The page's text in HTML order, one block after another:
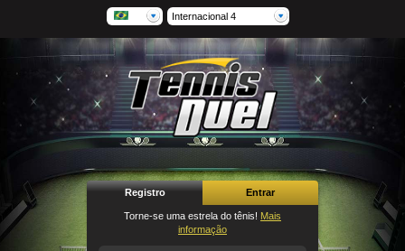
Internacional 4
Registro Entrar
Torne-se uma estrela do tênis! Mais
informação